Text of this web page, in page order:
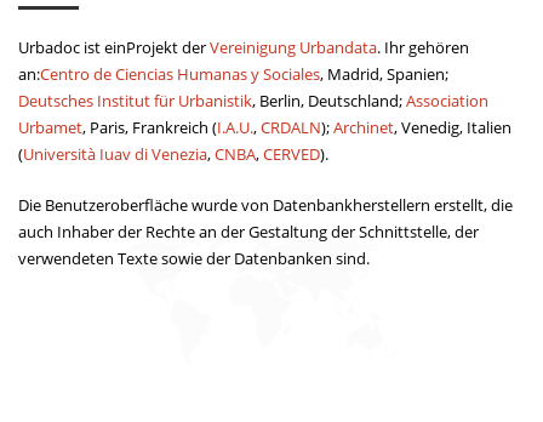
Urbadoc ist einProjekt derVereinigung Urbandata. Ihr gehören
an:Centro de Ciencias Humanas y Sociales, Madrid, Spanien;
Deutsches Institut für Urbanistik, Berlin, Deutschland;Association
Urbamet, Paris, Frankreich (I.A.U.,CRDALN);Archinet, Venedig, Italien
(Università Iuav di Venezia,CNBA,CERVED).
Die Benutzeroberfläche wurde von Datenbankherstellern erstellt, die
auch Inhaber der Rechte an der Gestaltung der Schnittstelle, der
verwendeten Texte sowie der Datenbanken sind.